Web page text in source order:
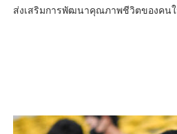
ส่งเสริมการพัฒนาคุณภาพชีวิตของคน